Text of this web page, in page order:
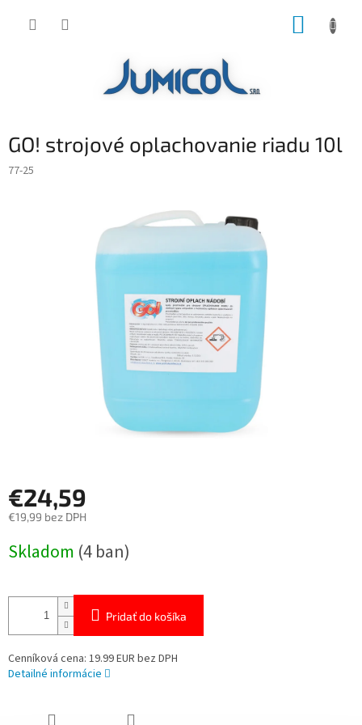
GO! strojové oplachovanie riadu 10l
77-25
€24,59
€19,99 bez DPH
cena:
Skladom (4 ban)
Pridať do košíka
Cenníková cena: 19.99 EUR bez DPH
Detailné informácie